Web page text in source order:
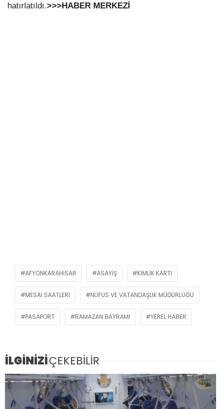
hatırlatıldı.>>>HABER MERKEZİ
AFYONKARAHISAR ASAYIŞ KIMLIK KARTI
MESAI SAATLERI NÜFUS VE VATANDAŞLIK MÜDÜRLÜĞÜ
PASAPORT RAMAZAN BAYRAMI YEREL HABER
İLGİNİZİÇEKEBİLİR